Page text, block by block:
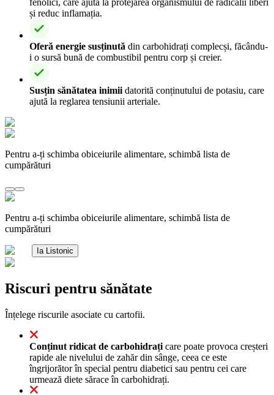
și reduc inflamația.
Oferă energie susținută din carbohidrați complecși, făcându-
i o sursă bună de combustibil pentru corp și creier.
Susțin sănătatea inimii datorită conținutului de potasiu, care
ajută la reglarea tensiunii arteriale.
Pentru a-ți schimba obiceiurile alimentare, schimbă lista de
cumpărături
Pentru a-ți schimba obiceiurile alimentare, schimbă lista de
cumpărături
Ia Listonic
Riscuri pentru sănătate
Înțelege riscurile asociate cu cartofii.
Conținut ridicat de carbohidrați care poate provoca creșteri
rapide ale nivelului de zahăr din sânge, ceea ce este
îngrijorător în special pentru diabetici sau pentru cei care
urmează diete sărace în carbohidrați.